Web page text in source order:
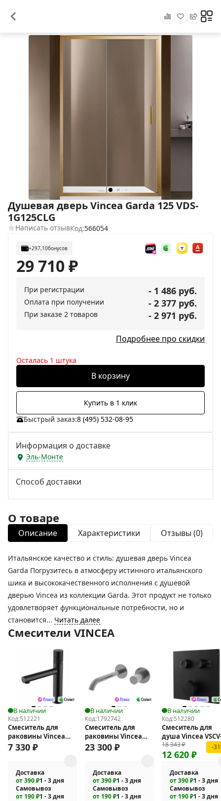
Душевая дверь Vincea Garda 125 VDS-
1G125CLG
Написать отзывКод:566054
+297,10бонусов
29 710₽
При регистрации - 1 486 руб.
Оплата при получении - 2 377 руб.
При заказе 2 товаров - 2 971 руб.
Подробнее про скидки
Осталась 1 штука
В корзину
Купить в 1 клик
Быстрый заказ:8 (495) 532-08-95
Информация о доставке
Эль-Монте
Способ доставки
О товаре
Описание Характеристики Отзывы (0)
Итальянское качество и стиль: душевая дверь Vincea
Garda Погрузитесь в атмосферу истинного итальянского
шика и высококачественного исполнения с душевой
дверью Vincea из коллекции Garda. Этот продукт не только
удовлетворяет функциональные потребности, но и
становится... Читать далее
Смесители VINCEA
В наличии
Код:512221
Смеситель для
раковины Vincea
Groove VBF-4G1MB
7 330 ₽
Доставка
от 390 ₽1 - 3 дня
Самовывоз
от 190 ₽1 - 3 дня
В наличии
Код:1792742
Смеситель для
раковины Vincea
Аура (Aura) VBFW-
23 300 ₽
Доставка
от 390 ₽1 - 3 дня
Самовывоз
от 190 ₽1 - 3 дня
В наличии
Код:512280
Смеситель для
душа Vincea
421MB
18 343₽
12 620 ₽
-
Доставка
от 390 ₽1 - 3 дня
Самовывоз
от 190 ₽1 - 3 дня